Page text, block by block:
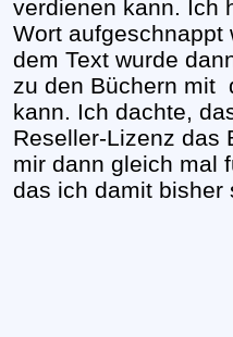
verdienen kann. Ich
Wort
dem Text wurde
zu den Büchern mit
kann. Ich dachte,
Reseller-Lizenz das
mir dann gleich mal
das ich damit